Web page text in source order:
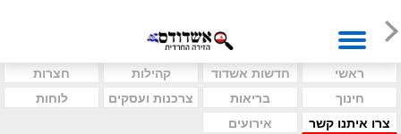
ראשי חדשות אשדוד קהילות
חצרות
חינוך
בריאות צרכנות ועסקים
לוחות
צרו איתנו קשר
אירועים